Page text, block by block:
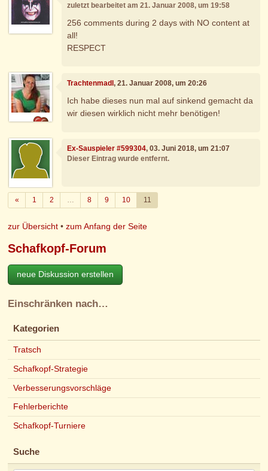
zuletzt bearbeitet am 21. Januar 2008, um 19:58
256 comments during 2 days with NO content at
all!
RESPECT
Trachtenmadl, 21. Januar 2008, um 20:26
Ich habe dieses nun mal auf sinkend gemacht da
wir diesen wirklich nicht mehr benötigen!
Ex-Sauspieler #599304, 03. Juni 2018, um 21:07
Dieser Eintrag wurde entfernt.
«Zurück
1 2 … 8 9 10 11
zur Übersicht •zum Anfang der Seite
Schafkopf-Forum
neue Diskussion erstellen
Einschränken nach…
Kategorien
Tratsch
Schafkopf-Strategie
Verbesserungsvorschläge
Fehlerberichte
Schafkopf-Turniere
Suche